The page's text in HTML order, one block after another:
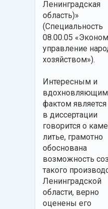
Ленинградская
область)»
(Специальность
08.00.05
управление
хозяйством»).
Интересным и
вдохновляющим
фактом является
в диссертации
говорится о
литье, грамотно
обоснована
возможность
такого
Ленинградской
области, верно
оценены его